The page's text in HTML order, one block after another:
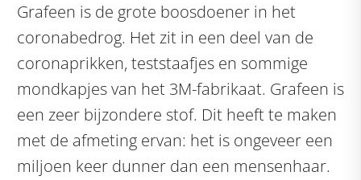
Grafeen is de grote boosdoener in het
coronabedrog. Het zit in een deel van de
coronaprikken, teststaafjes en sommige
mondkapjes van het 3M-fabrikaat. Grafeen is
een zeer bijzondere stof. Dit heeft te maken
met de afmeting ervan: het is ongeveer een
miljoen keer dunner dan een mensenhaar.